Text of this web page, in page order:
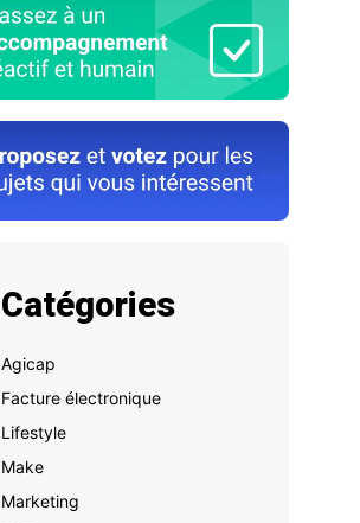
Catégories
Agicap
Facture électronique
Lifestyle
Make
Marketing